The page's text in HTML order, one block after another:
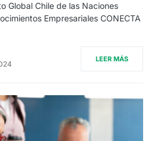
Global Chile de las Naciones
Empresariales CONECTA
LEER MÁS